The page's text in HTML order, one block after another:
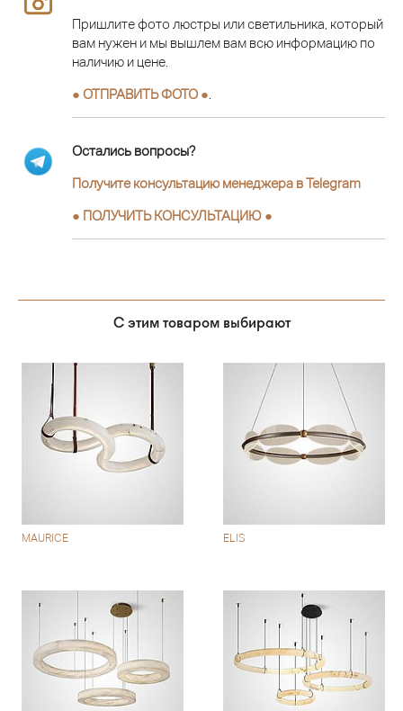
Пришлите фото люстры или светильника, который
вам нужен и мы вышлем вам всю информацию по
наличию и цене.
● ОТПРАВИТЬ ФОТО ●
Остались вопросы?
Получите консультацию менеджера в Telegram
● ПОЛУЧИТЬ КОНСУЛЬТАЦИЮ ●
С этим товаром выбирают
MAURICE ELIS